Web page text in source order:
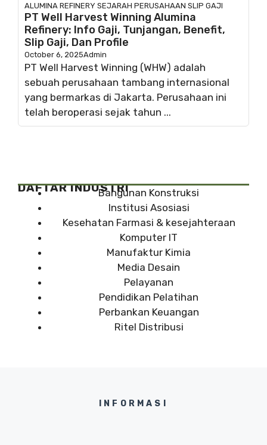
ALUMINA REFINERY SEJARAH PERUSAHAAN SLIP GAJI
PT Well Harvest Winning Alumina
Refinery: Info Gaji, Tunjangan, Benefit,
Slip Gaji, Dan Profile
October 6, 2025Admin
PT Well Harvest Winning (WHW) adalah
sebuah perusahaan tambang internasional
yang bermarkas di Jakarta. Perusahaan ini
telah beroperasi sejak tahun ...
DAFTAR INDUSTRIBangunan Konstruksi
Institusi Asosiasi
Kesehatan Farmasi & kesejahteraan
Komputer IT
Manufaktur Kimia
Media Desain
Pelayanan
Pendidikan Pelatihan
Perbankan Keuangan
Ritel Distribusi
INFORMASI